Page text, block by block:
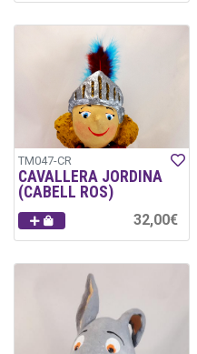
TM047-CR
CAVALLERA JORDINA
(CABELL ROS)
32,00€